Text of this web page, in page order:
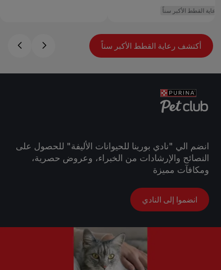
رعاية القطط الأكبر سناً
أكتشف رعاية القطط الأكبر سناً
انضم الي "نادي بورينا للحيوانات الأليفة" للحصول على
النصائح والإرشادات من الخبراء، وعروض حصرية،
ومكافآت مميزة
انضموا إلى النادي